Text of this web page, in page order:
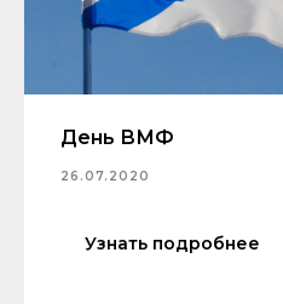
День ВМФ
26.07.2020
Узнать подробнее